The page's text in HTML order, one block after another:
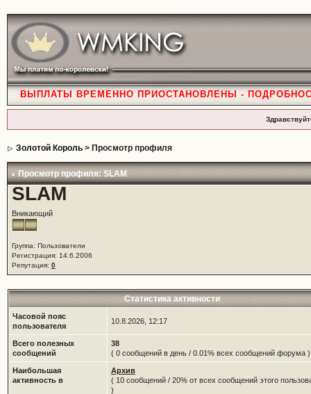
ВЫПЛАТЫ ВРЕМЕННО ПРИОСТАНОВЛЕНЫ -
Золотой Король> Просмотр профиля
Просмотр профиля: SLAM
SLAM
Вникающий
Группа: Пользователи
Регистрация: 14.6.2006
Репутация: 0
Статистика активности
Часовой пояс
пользователя
10.8.2026, 12:17
Всего полезных
сообщений
38
( 0 сообщений в день / 0.01% всех сообщений форума )
Наибольшая
активность в
Архив
( 10 сообщений / 20% от всех сообщений этого
)